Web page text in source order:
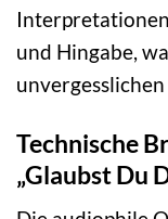
und Hingabe,
Technische
„Glaubst Du